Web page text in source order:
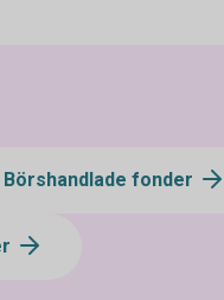
Börshandlade fonder